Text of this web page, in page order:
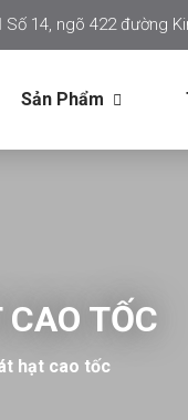
Số 14, ngõ 422 đường
Sản Phẩm
TỐC
hạt cao tốc